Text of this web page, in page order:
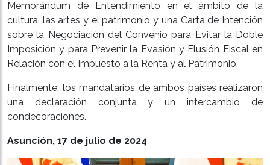
Memorándum de Entendimiento en el ámbito de la
cultura, las artes y el patrimonio y una Carta de Intención
sobre la Negociación del Convenio para Evitar la Doble
Imposición y para Prevenir la Evasión y Elusión Fiscal en
Relación con el Impuesto a la Renta y al Patrimonio.
Finalmente, los mandatarios de ambos países realizaron
una declaración conjunta y un intercambio de
condecoraciones.
Asunción, 17 de julio de 2024